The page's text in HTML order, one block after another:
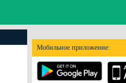
Мобильное приложение: